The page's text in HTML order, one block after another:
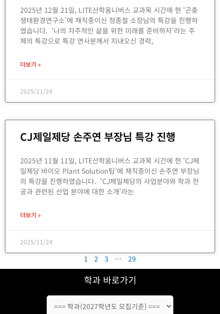
2025년 12월 21일, LITE산학옴니버스 교과목 시간에 현 ‘곤충
생태환경연구소’에 재직중이신 정종철 소장님의 특강을 진행하
였습니다. ‘나의 자주적인 삶을 위한 미래를 준비하자‘라는 주
제의 특강으로 특강 연사분께서 지내오신 경력,
더보기 »
2025/11/24
CJ제일제당 손주연 부장님 특강 진행
2025년 11월 11일, LITE산학옴니버스 교과목 시간에 현 ‘CJ제
일제당 바이오 Plant Solution팀’에 재직중이신 손주연 부장님
의 특강을 진행하였습니다. ‘CJ제일제당의 사업분야와 학과 전
공과 관련된 산업 분야에 대한 소개‘라는
더보기 »
2025/11/24
1 2 3 … 29
학과 바로가기